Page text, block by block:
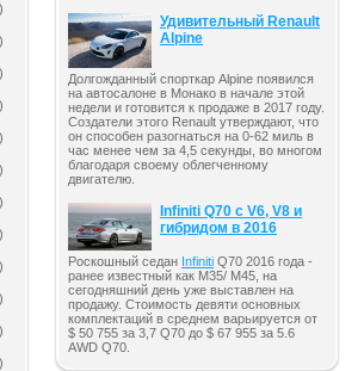
)
)
)
)
)
)
)
)
)
)
)
)
Удивительный Renault
Alpine
Долгожданный спорткар Alpine появился
на автосалоне в Монако в начале этой
недели и готовится к продаже в 2017 году.
Создатели этого Renault утверждают, что
он способен разогнаться на 0-62 миль в
час менее чем за 4,5 секунды, во многом
благодаря своему облегченному
двигателю.
Infiniti Q70 с V6, V8 и
гибридом в 2016
Роскошный седан Infiniti Q70 2016 года -
ранее известный как M35/ M45, на
сегодняшний день уже выставлен на
продажу. Стоимость девяти основных
комплектаций в среднем варьируется от
$ 50 755 за 3,7 Q70 до $ 67 955 за 5.6
AWD Q70.